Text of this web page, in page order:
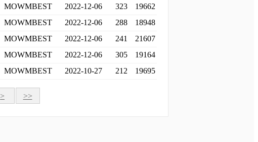
MOWMBEST 2022-12-06 323
19662
MOWMBEST 2022-12-06 288
18948
MOWMBEST 2022-12-06 241
21607
MOWMBEST 2022-12-06 305
19164
MOWMBEST 2022-10-27 212 19695
> >>